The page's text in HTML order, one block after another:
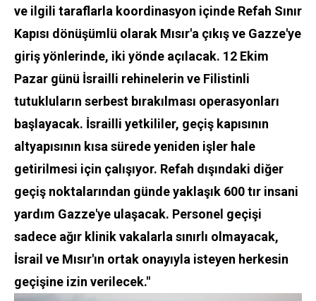
ve ilgili taraflarla koordinasyon içinde Refah Sınır
Kapısı dönüşümlü olarak Mısır'a çıkış ve Gazze'ye
giriş yönlerinde, iki yönde açılacak. 12 Ekim
Pazar günü İsrailli rehinelerin ve Filistinli
tutukluların serbest bırakılması operasyonları
başlayacak. İsrailli yetkililer, geçiş kapısının
altyapısının kısa sürede yeniden işler hale
getirilmesi için çalışıyor. Refah dışındaki diğer
geçiş noktalarından günde yaklaşık 600 tır insani
yardım Gazze'ye ulaşacak. Personel geçişi
sadece ağır klinik vakalarla sınırlı olmayacak,
İsrail ve Mısır'ın ortak onayıyla isteyen herkesin
geçişine izin verilecek."